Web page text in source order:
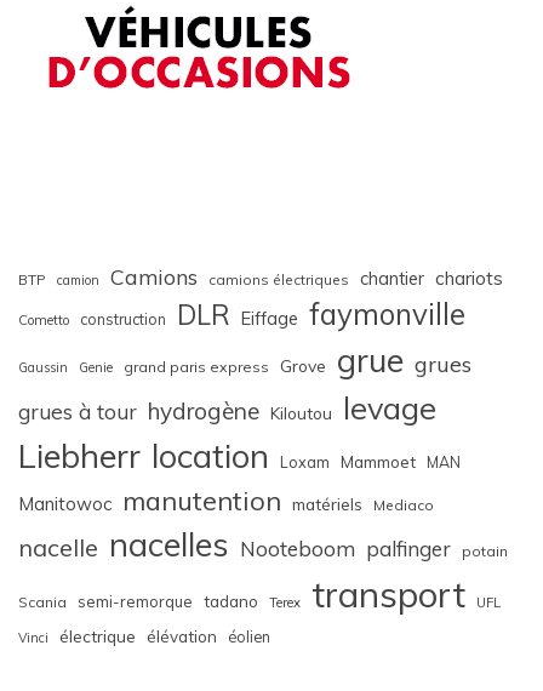
BTP camion Camions camions électriques chantier chariots
Cometto construction DLR Eiffage faymonville
Gaussin Genie grand paris express Grove grue grues
grues à tour hydrogène Kiloutou levage
Liebherr location Loxam Mammoet MAN
Manitowoc manutention matériels Mediaco
nacelle nacelles Nooteboom palfinger potain
Scania semi-remorque tadano Terex transport UFL
Vinci électrique élévation éolien